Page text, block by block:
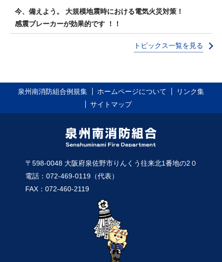
今、備えよう。 大規模地震時における電気火災対策！
感震ブレーカーが効果的です ！！
トピックス一覧を見る
泉州南消防組合例規集 ホームページについて
リンク集
サイトマップ
〒598-0048 大阪府泉佐野市りんくう往来北1番地の2０
電話：072-469-0119（代表）
FAX：072-460-2119